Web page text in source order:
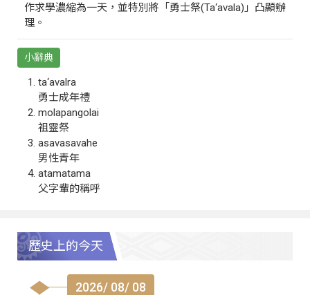
作求學濃縮為一天，並特別將「勇士祭(Ta‘avala)」凸顯辦
理。
小辭典
ta‘avalra
勇士成年禮
molapangolai
祖靈祭
asavasavahe
男性青年
atamatama
父字輩的稱呼
歷史上的今天
2026/ 08/ 08